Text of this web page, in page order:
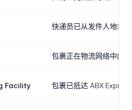
快递员已从发件人地址
包裹正在物流网络中向
Facility 包裹已抵达 ABX